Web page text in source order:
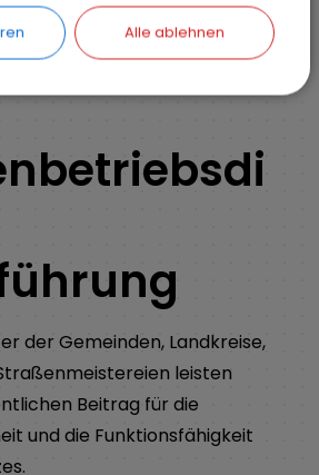
der Gemeinden, Landkreise,
leisten
Beitrag für die
und die Funktionsfähigkeit
Alle ablehnen